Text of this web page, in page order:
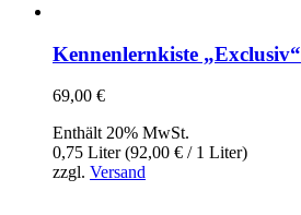
Kennenlernkiste „Exclusiv“
69,00 €
Enthält 20% MwSt.
0,75 Liter (92,00 € / 1 Liter)
zzgl. Versand